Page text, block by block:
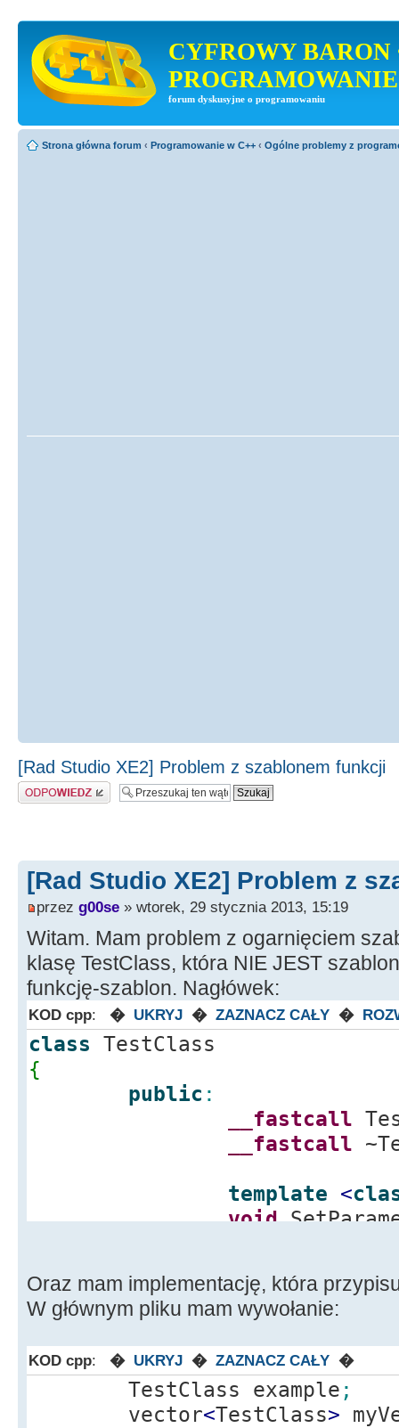
CYFROWY BARON
PROGRAMOWANIE
forum dyskusyjne o programowaniu
Strona główna forum ‹ Programowanie w C++ ‹ Ogólne problemy z
[Rad Studio XE2] Problem z szablonem funkcji
Odpowiedz
[Rad Studio XE2] Problem z
przez g00se » wtorek, 29 stycznia 2013, 15:19
Witam. Mam problem z ogarnięciem
klasę TestClass, która NIE JEST
funkcję-szablon. Nagłówek:
KOD cpp: � UKRYJ � ZAZNACZ CAŁY �
class TestClass
{
public :
__fastcall
__fastcall
template <
void
String GetKey
String
private:
String Key;
String Value
Oraz mam implementację, która
W głównym pliku mam wywołanie:
KOD cpp: � UKRYJ � ZAZNACZ CAŁY �
TestClass example ;
vector<TestClass>